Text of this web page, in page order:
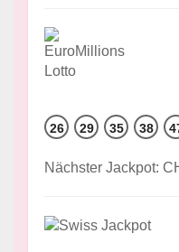
26 29 35 38
Nächster Jackpot: